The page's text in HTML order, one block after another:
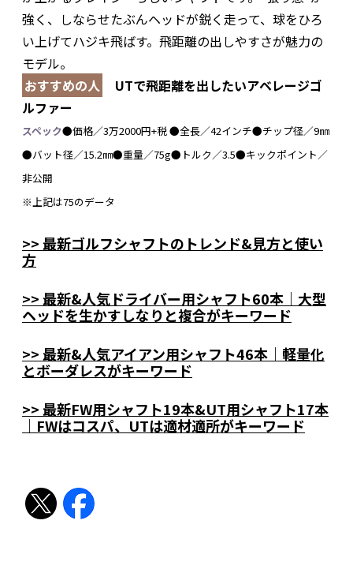
強く、しならせたぶんヘッドが鋭く走って、球をひろ
い上げてハジキ飛ばす。飛距離の出しやすさが魅力の
モデル。
おすすめの人
UTで飛距離を出したいアベレージゴ
ルファー
スペック●価格／3万2000円+税 ●全長／42インチ●チップ径／9㎜
●バット径／15.2㎜●重量／75g●トルク／3.5●キックポイント／
非公開
※上記は75のデータ
>> 最新ゴルフシャフトのトレンド&見方と使い
方
>> 最新&人気ドライバー用シャフト60本｜大型
ヘッドを生かすしなりと複合がキーワード
>> 最新&人気アイアン用シャフト46本｜軽量化
とボーダレスがキーワード
>> 最新FW用シャフト19本&UT用シャフト17本
｜FWはコスパ、UTは適材適所がキーワード